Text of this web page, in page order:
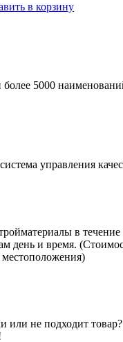
в корзину
более 5000
управления
в течение
день и время.
местоположения)
или не подходит